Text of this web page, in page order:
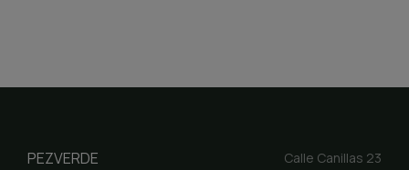
PEZVERDE
Calle Canillas 23